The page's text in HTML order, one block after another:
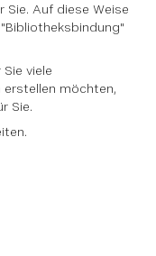
Sie. Auf diese Weise
viele
möchten,
Sie.